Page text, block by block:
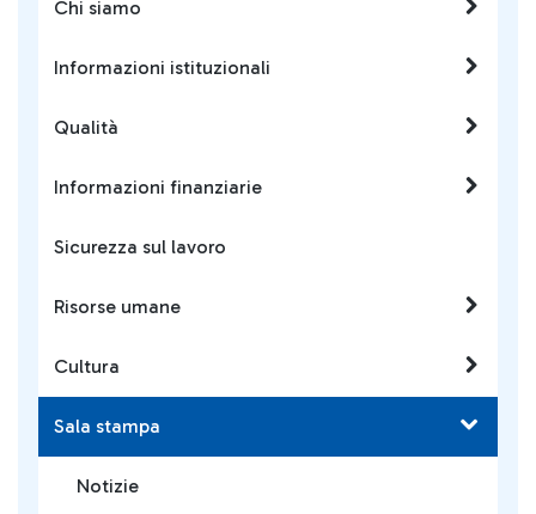
Chi siamo
Informazioni istituzionali
Qualità
Informazioni finanziarie
Sicurezza sul lavoro
Risorse umane
Cultura
Sala stampa
Notizie